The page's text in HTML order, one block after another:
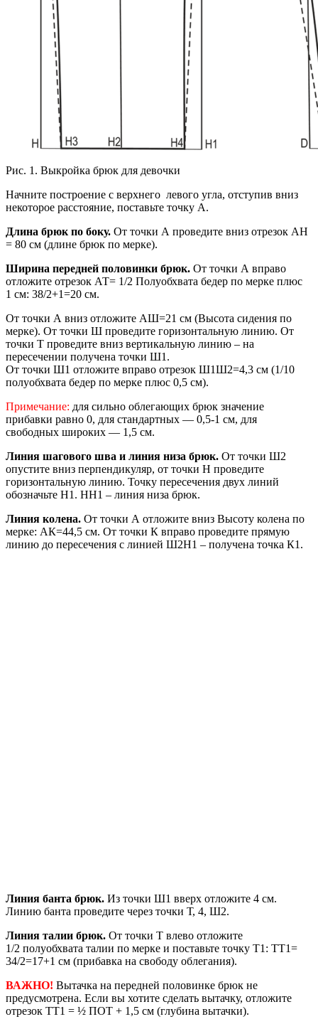
Рис. 1. Выкройка брюк для девочки
Начните построение с верхнего левого угла, отступив вниз
некоторое расстояние, поставьте точку А.
Длина брюк по боку. От точки А проведите вниз отрезок AН
= 80 см (длине брюк по мерке).
Ширина передней половинки брюк. От точки А вправо
отложите отрезок АТ= 1/2 Полуобхвата бедер по мерке плюс
1 см: 38/2+1=20 см.
От точки А вниз отложите АШ=21 см (Высота сидения по
мерке). От точки Ш проведите горизонтальную линию. От
точки Т проведите вниз вертикальную линию – на
пересечении получена точки Ш1.
От точки Ш1 отложите вправо отрезок Ш1Ш2=4,3 см (1/10
полуобхвата бедер по мерке плюс 0,5 см).
Примечание: для сильно облегающих брюк значение
прибавки равно 0, для стандартных — 0,5-1 см, для
свободных широких — 1,5 см.
Линия шагового шва и линия низа брюк. От точки Ш2
опустите вниз перпендикуляр, от точки Н проведите
горизонтальную линию. Точку пересечения двух линий
обозначьте Н1. НН1 – линия низа брюк.
Линия колена. От точки А отложите вниз Высоту колена по
мерке: АК=44,5 см. От точки К вправо проведите прямую
линию до пересечения с линией Ш2Н1 – получена точка К1.
Линия банта брюк. Из точки Ш1 вверх отложите 4 см.
Линию банта проведите через точки Т, 4, Ш2.
Линия талии брюк. От точки Т влево отложите
1/2 полуобхвата талии по мерке и поставьте точку Т1: ТТ1=
34/2=17+1 см (прибавка на свободу облегания).
ВАЖНО! Вытачка на передней половинке брюк не
предусмотрена. Если вы хотите сделать вытачку, отложите
отрезок ТТ1 = ½ ПОТ + 1,5 см (глубина вытачки).